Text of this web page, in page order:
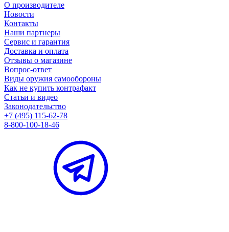
О производителе
Новости
Контакты
Наши партнеры
Сервис и гарантия
Доставка и оплата
Отзывы о магазине
Вопрос-ответ
Виды оружия самообороны
Как не купить контрафакт
Статьи и видео
Законодательство
+7 (495) 115-62-78
8-800-100-18-46